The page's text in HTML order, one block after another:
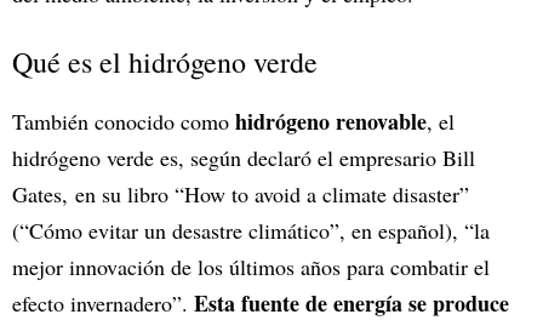
Qué es el hidrógeno verde
También conocido como hidrógeno renovable, el
hidrógeno verde es, según declaró el empresario Bill
Gates, en su libro “How to avoid a climate disaster”
(“Cómo evitar un desastre climático”, en español), “la
mejor innovación de los últimos años para combatir el
efecto invernadero”. Esta fuente de energía se produce